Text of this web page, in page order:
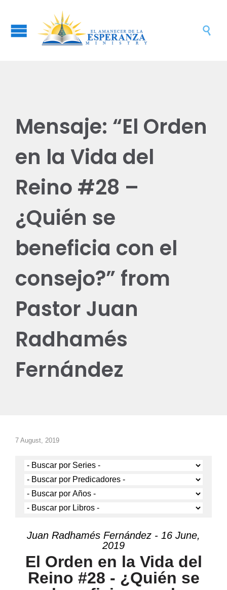

Mensaje: “El Orden
en la Vida del
Reino #28 –
¿Quién se
beneficia con el
consejo?” from
Pastor Juan
Radhamés
Fernández
7 August, 2019
Juan Radhamés Fernández - 16 June,
2019
El Orden en la Vida del
Reino #28 - ¿Quién se